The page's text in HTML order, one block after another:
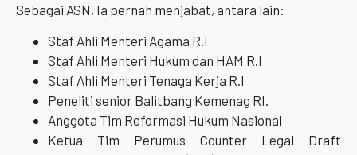
Sebagai ASN, Ia pernah menjabat, antara lain:
Staf Ahli Menteri Agama R.I
Staf Ahli Menteri Hukum dan HAM R.I
Staf Ahli Menteri Tenaga Kerja R.I
Peneliti senior Balitbang Kemenag RI.
Anggota Tim Reformasi Hukum Nasional
Ketua Tim Perumus Counter Legal Draft